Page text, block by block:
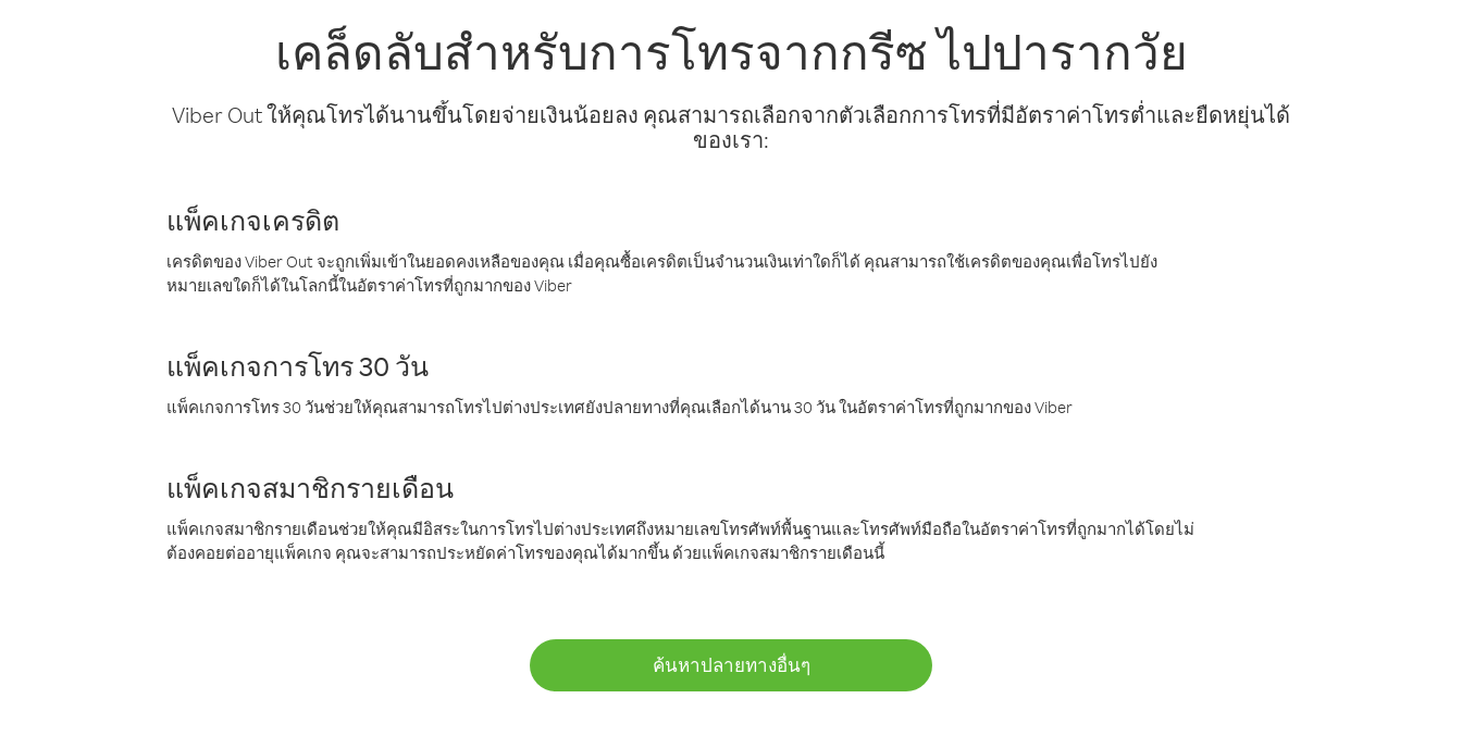
เคล็ดลับสำหรับการโทรจากกรีซ ไปปารากวัย
Viber Out ให้คุณโทรได้นานขึ้นโดยจ่ายเงินน้อยลง คุณสามารถเลือกจากตัวเลือกการโทรที่มีอัตราค่าโทรต่ำและยืดหยุ่นได้
ของเรา:
แพ็คเกจเครดิต
เครดิตของ Viber Out จะถูกเพิ่มเข้าในยอดคงเหลือของคุณ เมื่อคุณซื้อเครดิตเป็นจำนวนเงินเท่าใดก็ได้ คุณสามารถใช้เครดิตของคุณเพื่อโทรไปยัง
หมายเลขใดก็ได้ในโลกนี้ในอัตราค่าโทรที่ถูกมากของ Viber
แพ็คเกจการโทร 30 วัน
แพ็คเกจการโทร 30 วันช่วยให้คุณสามารถโทรไปต่างประเทศยังปลายทางที่คุณเลือกได้นาน 30 วัน ในอัตราค่าโทรที่ถูกมากของ Viber
แพ็คเกจสมาชิกรายเดือน
แพ็คเกจสมาชิกรายเดือนช่วยให้คุณมีอิสระในการโทรไปต่างประเทศถึงหมายเลขโทรศัพท์พื้นฐานและโทรศัพท์มือถือในอัตราค่าโทรที่ถูกมากได้โดยไม่
ต้องคอยต่ออายุแพ็คเกจ คุณจะสามารถประหยัดค่าโทรของคุณได้มากขึ้น ด้วยแพ็คเกจสมาชิกรายเดือนนี้
ค้นหาปลายทางอื่นๆ